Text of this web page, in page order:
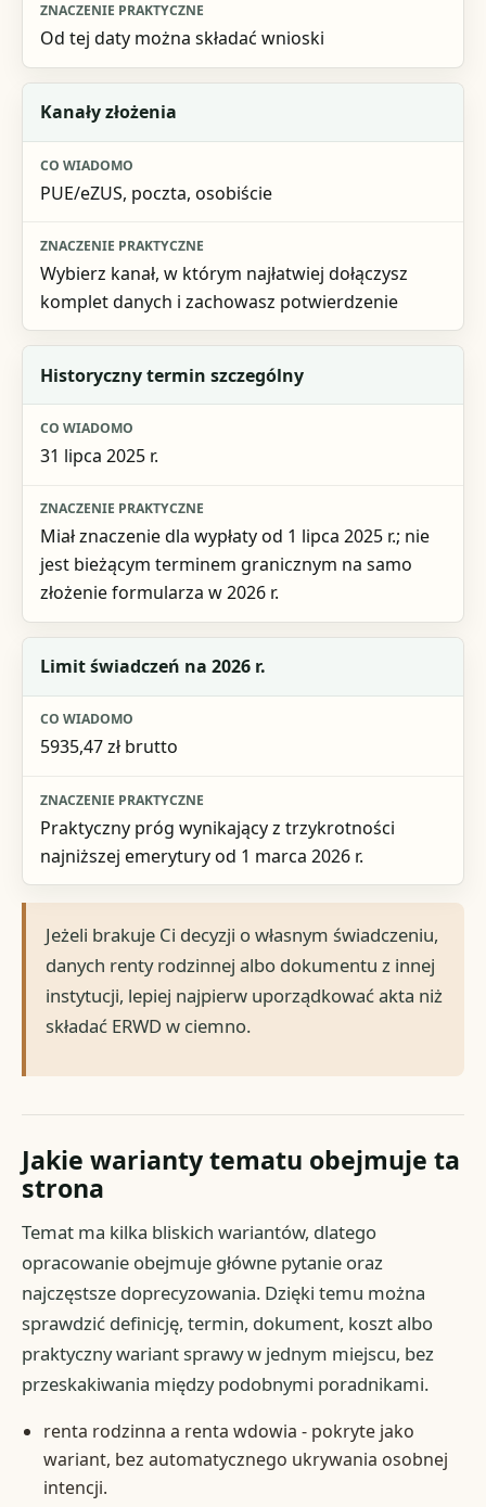
Od tej daty można składać wnioski
Kanały złożenia
PUE/eZUS, poczta, osobiście
Wybierz kanał, w którym najłatwiej dołączysz
komplet danych i zachowasz potwierdzenie
Historyczny termin szczególny
31 lipca 2025 r.
Miał znaczenie dla wypłaty od 1 lipca 2025 r.; nie
jest bieżącym terminem granicznym na samo
złożenie formularza w 2026 r.
Limit świadczeń na 2026 r.
5935,47 zł brutto
Praktyczny próg wynikający z trzykrotności
najniższej emerytury od 1 marca 2026 r.
Jeżeli brakuje Ci decyzji o własnym świadczeniu,
danych renty rodzinnej albo dokumentu z innej
instytucji, lepiej najpierw uporządkować akta niż
składać ERWD w ciemno.
Jakie warianty tematu obejmuje ta
strona
Temat ma kilka bliskich wariantów, dlatego
opracowanie obejmuje główne pytanie oraz
najczęstsze doprecyzowania. Dzięki temu można
sprawdzić definicję, termin, dokument, koszt albo
praktyczny wariant sprawy w jednym miejscu, bez
przeskakiwania między podobnymi poradnikami.
renta rodzinna a renta wdowia - pokryte jako
wariant, bez automatycznego ukrywania osobnej
intencji.